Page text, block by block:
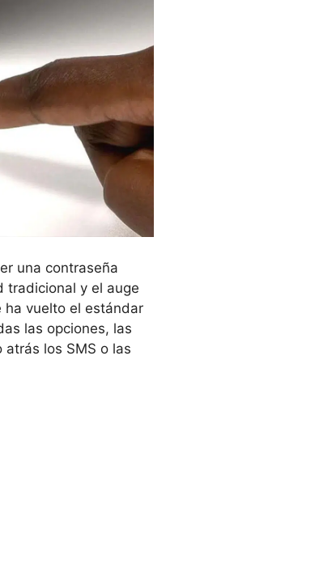
una contraseña
tradicional y el auge
ha vuelto el estándar
las opciones, las
los SMS o las